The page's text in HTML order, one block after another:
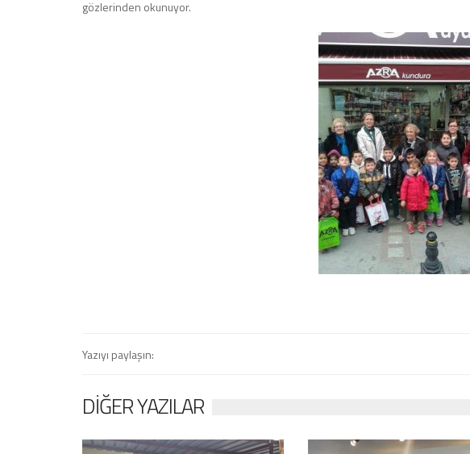
gözlerinden okunuyor.
Yazıyı paylaşın:
DIĞER YAZILAR